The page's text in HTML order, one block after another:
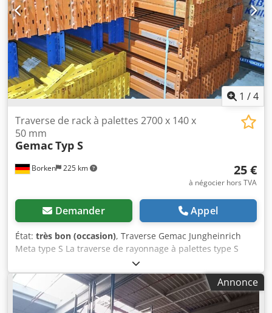
Finition montants : laqué bleu (RAL 5015) Année de
fabrication : 2014/2020 Contenu de la livraison : 2 x
Montants 6 000 x 1 100 mm, charge par travée 20 000 kg,
bleu 6 x Lisses 3 600 mm avec goupilles de sécurité,
charge par niveau 4 000 kg, orange Découvrez d'autres
articles - neufs et d'occasion - dans notre boutique ! Frais
de port internationaux sur demande !
1 /4
Borken 225 km
Traverse de rack à palettes 2700 x 140 x
50 mm
GemacTyp S
25 €
à négocier hors TVA
Demander Appel
État: très bon (occasion), Traverse Gemac Jungheinrich
Meta type S La traverse de rayonnage à palettes type S
avec une largeur de 2700 mm permet d’accueillir trois
palettes Europe par paire de traverses. Convient comme
pièce de rechange pour des traverses endommagées, par
exemple après une inspection de rayonnage, ou pour
Annonce